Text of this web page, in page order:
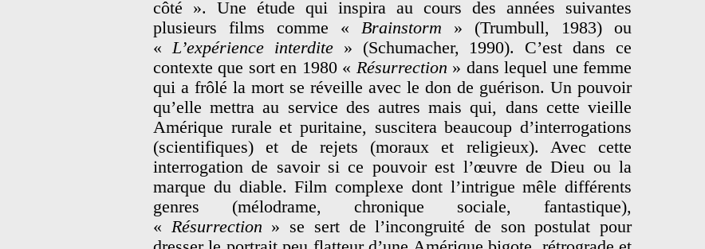
côté ». Une étude qui inspira au cours des années suivantes
plusieurs films comme « Brainstorm » (Trumbull, 1983) ou
«L’expérience interdite» (Schumacher, 1990). C’est dans ce
contexte que sort en 1980 « Résurrection » dans lequel une femme
qui a frôlé la mort se réveille avec le don de guérison. Un pouvoir
qu’elle mettra au service des autres mais qui, dans cette vieille
Amérique rurale et puritaine, suscitera beaucoup d’interrogations
(scientifiques) et de rejets (moraux et religieux). Avec cette
interrogation de savoir si ce pouvoir est l’œuvre de Dieu ou la
marque du diable. Film complexe dont l’intrigue mêle différents
genres (mélodrame, chronique sociale, fantastique),
« Résurrection » se sert de l’incongruité de son postulat pour